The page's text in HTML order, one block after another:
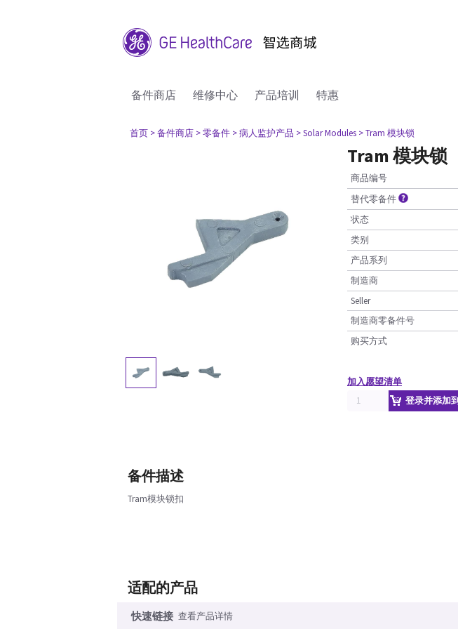
备件商店 维修中心 产品培训 特惠
首页 > 备件商店 > 零备件 > 病人监护产品 > Solar Modules > Tram 模块锁
Tram 模块锁
商品编号
替代零备件
状态
类别
产品系列
制造商
Seller
制造商零备件号
购买方式
加入愿望清单
登录并添加
备件描述
Tram模块锁扣
适配的产品
快速链接 查看产品详情